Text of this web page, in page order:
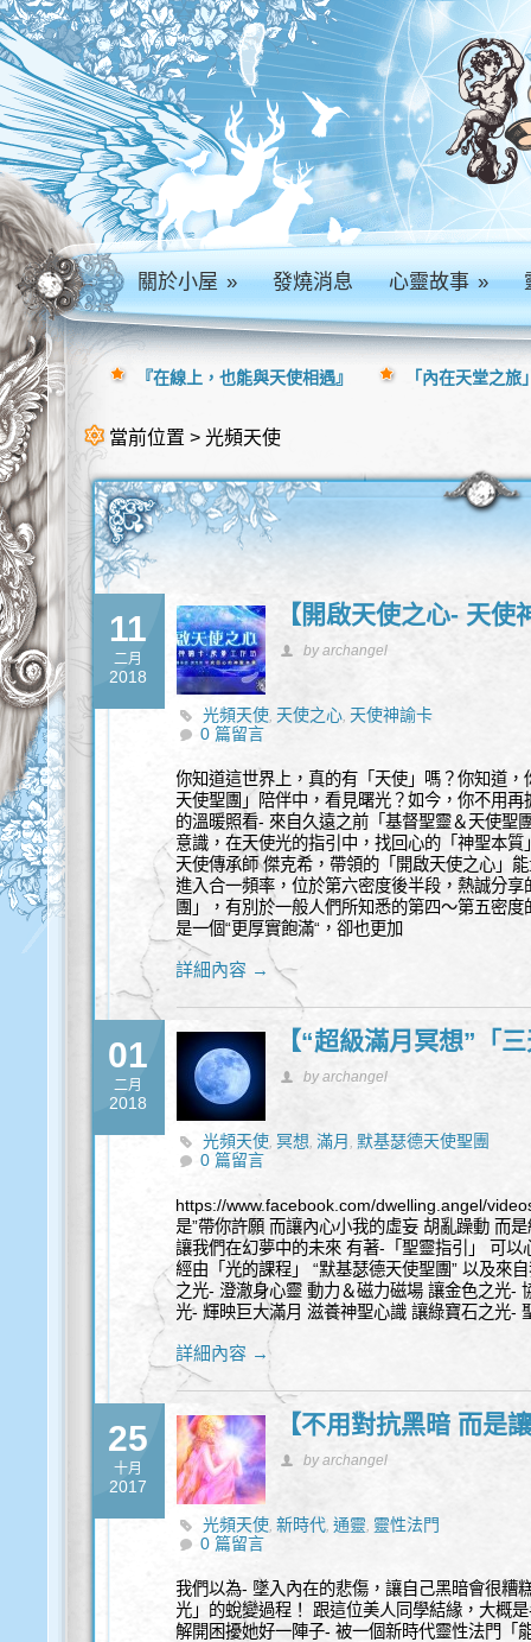
關於小屋» 發燒消息 心靈故事»
當前位置 > 光頻天使
11
二月
2018
【開啟天使之心- 天
by archangel
光頻天使, 天使之心, 天使神諭卡
0 篇留言
你知道這世界上，真的有「天使」嗎？你知道
天使聖團」陪伴中，看見曙光？如今，你不用
的溫暖照看- 來自久遠之前「基督聖靈＆天使聖
意識，在天使光的指引中，找回心的「神聖本
天使傳承師 傑克希，帶領的「開啟天使之心」
進入合一頻率，位於第六密度後半段，熱誠分
團」，有別於一般人們所知悉的第四～第五密
是一個“更厚實飽滿“，卻也更加
詳細內容 →
01
二月
2018
【“超級滿月冥想”「
by archangel
光頻天使,冥想,滿月 , 默基瑟德天使聖團
0 篇留言
https://www.facebook.com/dwelling.angel/
是”帶你許願 而讓內心小我的虛妄 胡亂躁動 而
讓我們在幻夢中的未來 有著-「聖靈指引」 可
經由「光的課程」 “默基瑟德天使聖團” 以及來
之光- 澄澈身心靈 動力＆磁力磁場 讓金色之光-
光- 輝映巨大滿月 滋養神聖心識 讓綠寶石之光-
詳細內容 →
25
十月
2017
【不用對抗黑暗 而是
by archangel
光頻天使,新時代,通靈, 靈性法門
0 篇留言
我們以為- 墜入內在的悲傷，讓自己黑暗會很糟
光」的蛻變過程！ 跟這位美人同學結緣，大概
解開困擾她好一陣子- 被一個新時代靈性法門「
『在線上，也能與天使相遇』 「內在天堂之